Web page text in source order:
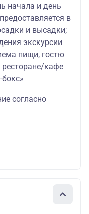
начала и день
в
и высадки;
экскурсии
пищи, гостю
ресторане/кафе
согласно